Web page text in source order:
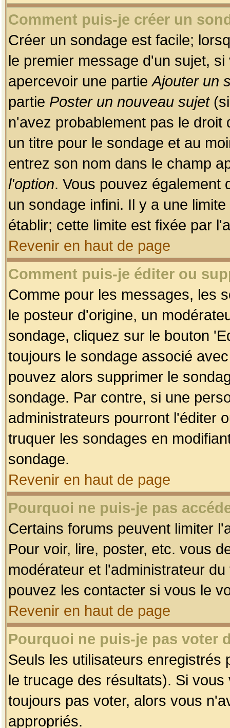
Comment puis-je créer un
Créer un sondage est facile;
le premier message d'un sujet,
apercevoir une partieAjouter un
partie Poster un nouveau sujet(si
n'avez probablement pas le
un titre pour le sondage et au
entrez son nom dans le champ
l'option. Vous pouvez également
un sondage infini. Il y a une
établir; cette limite est fixée par
Revenir en haut de page
Comment puis-je éditer ou
Comme pour les messages, les
le posteur d'origine, un
sondage, cliquez sur le bouton
toujours le sondage associé
pouvez alors supprimer le
sondage. Par contre, si une
administrateurs pourront l'éditer
truquer les sondages en
sondage.
Revenir en haut de page
Pourquoi ne puis-je pas
Certains forums peuvent limiter
Pour voir, lire, poster, etc. vous
modérateur et l'administrateur
pouvez les contacter si vous le
Revenir en haut de page
Pourquoi ne puis-je pas voter
Seuls les utilisateurs enregistrés
le trucage des résultats). Si
toujours pas voter, alors vous
appropriés.